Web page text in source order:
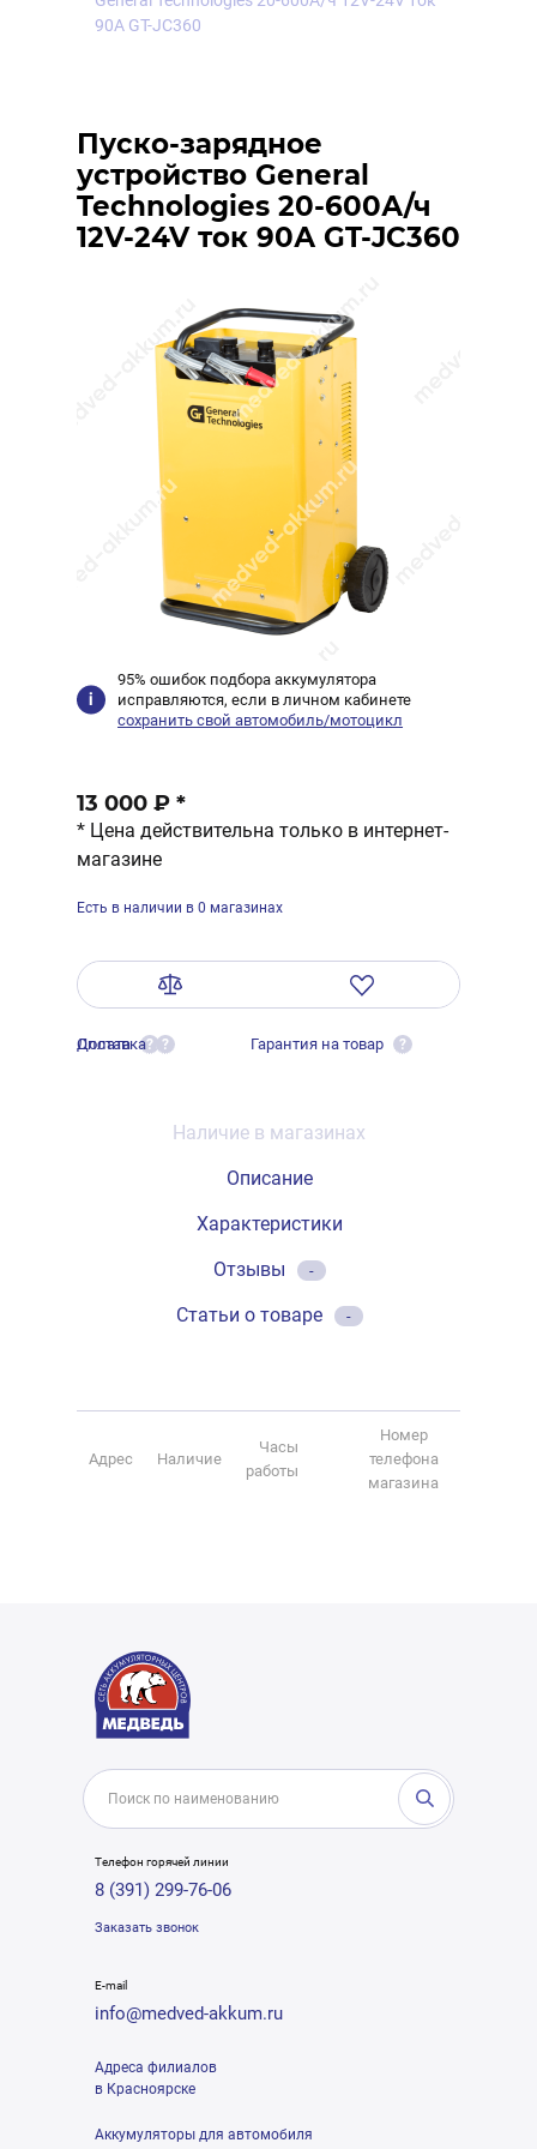
90А GT-JC360
Пуско-зарядное
устройство General
Technologies 20-600А/ч
12V-24V ток 90А GT-JC360
95% ошибок подбора аккумулятора
исправляются, если в личном кабинете
сохранить свой автомобиль/мотоцикл
13 000 ₽ *
* Цена действительна только в интернет-
магазине
Есть в наличии в 0 магазинах
Оплата ?
Доставка ? Гарантия на товар ?
Наличие в магазинах
Описание
Характеристики
Отзывы
-
Статьи о товаре -
Адрес Наличие
Часы
работы
Номер
телефона
магазина
Телефон горячей линии
8 (391) 299-76-06
Заказать звонок
E-mail
info@medved-akkum.ru
Адреса филиалов
в Красноярске
Аккумуляторы для автомобиля